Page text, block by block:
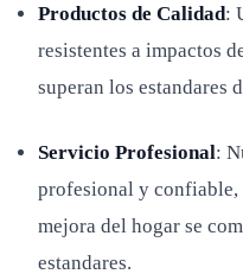
Productos de Calidad:
resistentes a impactos
superan los estandares
Servicio Profesional:
profesional y confiable,
mejora del hogar se
estandares.